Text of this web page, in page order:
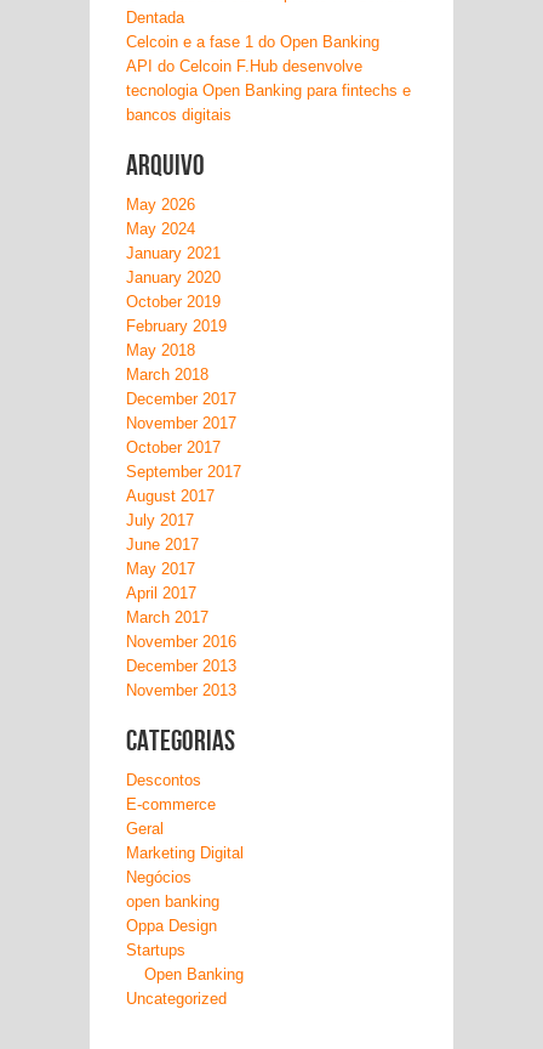
Dentada
Celcoin e a fase 1 do Open Banking
API do Celcoin F.Hub desenvolve
tecnologia Open Banking para fintechs e
bancos digitais
Arquivo
May 2026
May 2024
January 2021
January 2020
October 2019
February 2019
May 2018
March 2018
December 2017
November 2017
October 2017
September 2017
August 2017
July 2017
June 2017
May 2017
April 2017
March 2017
November 2016
December 2013
November 2013
Categorias
Descontos
E-commerce
Geral
Marketing Digital
Negócios
open banking
Oppa Design
Startups
Open Banking
Uncategorized